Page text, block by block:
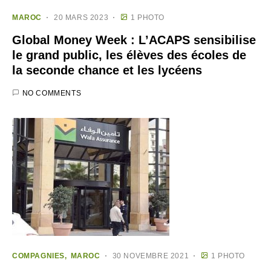
MAROC 20 MARS 2023 1 PHOTO
Global Money Week : L’ACAPS sensibilise
le grand public, les élèves des écoles de
la seconde chance et les lycéens
NO COMMENTS
COMPAGNIES MAROC 30 NOVEMBRE 2021 1 PHOTO